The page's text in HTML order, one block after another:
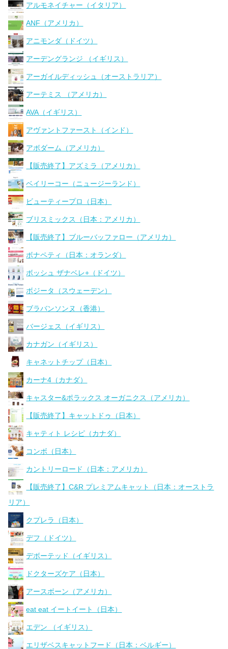
アルモネイチャー（イタリア）
ANF（アメリカ）
アニモンダ（ドイツ）
アーデングランジ （イギリス）
アーガイルディッシュ（オーストラリア）
アーテミス （アメリカ）
AVA（イギリス）
アヴァントファースト（インド）
アボダーム（アメリカ）
【販売終了】アズミラ（アメリカ）
ベイリーコー（ニュージーランド）
ビューティープロ（日本）
ブリスミックス（日本：アメリカ）
【販売終了】ブルーバッファロー（アメリカ）
ボナペティ（日本：オランダ）
ボッシュ ザナベレ+（ドイツ）
ボジータ（スウェーデン）
ブラバンソンヌ（香港）
バージェス（イギリス）
カナガン（イギリス）
キャネットチップ（日本）
カーナ4（カナダ）
キャスター&ポラックス オーガニクス（アメリカ）
【販売終了】キャットドゥ（日本）
キャティト レシピ（カナダ）
コンボ（日本）
カントリーロード（日本：アメリカ）
【販売終了】C&R プレミアムキャット（日本：オーストラ
リア）
クプレラ（日本）
デフ（ドイツ）
デボーテッド（イギリス）
ドクターズケア（日本）
アースボーン（アメリカ）
eat eat イートイート（日本）
エデン （イギリス）
エリザベスキャットフード（日本：ベルギー）